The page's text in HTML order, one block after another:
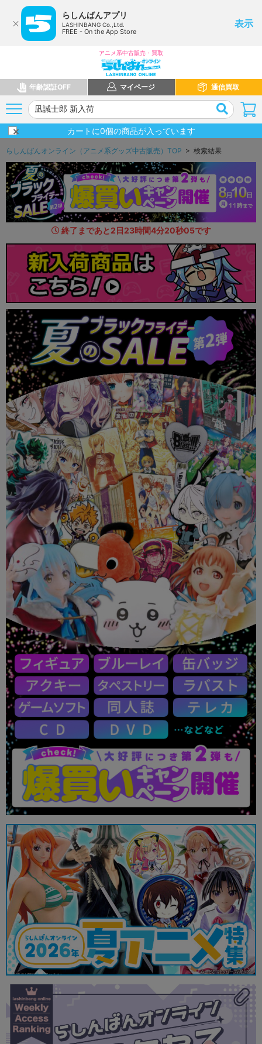
らしんばんアプリ
LASHINBANG Co.,Ltd.
FREE - On the App Store
表示
アニメ系中古販売・買取
年齢認証OFF マイページ 通信買取
カートに0個の商品が入っています
らしんばんオンライン（アニメ系グッズ中古販売）TOP > 検索結果
終了まであと2日23時間4分18秒72です